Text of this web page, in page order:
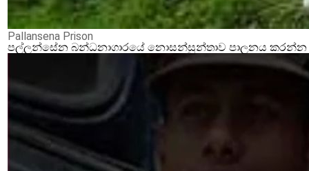
Pallansena Prison
පල්ලන්සේන බන්ධනාගාරයේ නොසන්සුන්තාව පාලනය කරන්න